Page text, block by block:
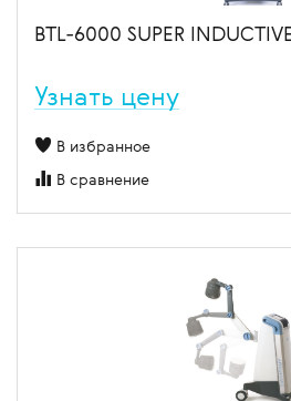
BTL-6000 SUPER
Узнать цену
В избранное
В сравнение